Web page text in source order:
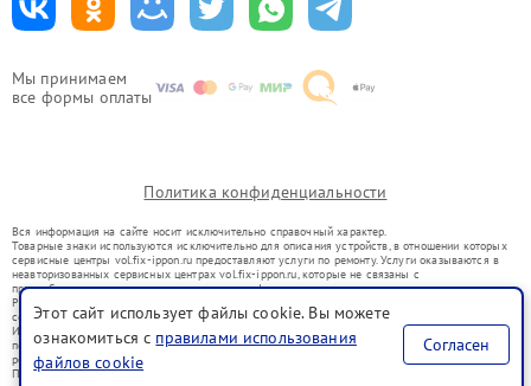
Мы принимаем
все формы оплаты
Политика конфиденциальности
Вся информация на сайте носит исключительно справочный характер.
Товарные знаки используются исключительно для описания устройств, в отношении которых
сервисные центры vol.fix-ippon.ru предоставляют услуги по ремонту. Услуги оказываются в
неавторизованных сервисных центрах vol.fix-ippon.ru, которые не связаны с
правообладателями товарных знаков или их официальными представителями.
Ремонт осуществляется для устройств, уже введенных в гражданский оборот в соответствии
со статьей 1487 ГК РФ.
Использование товарных знаков не преследует цели индивидуализации услуг или введения
потребителей в заблуждение, а служит для информирования о предоставляемых услугах по
ремонту техники указанных брендов.
Представленная на сайте информация не является публичной офертой, определяемой
Этот сайт использует файлы cookie. Вы можете
ознакомиться с правилами использования
файлов cookie
Согласен